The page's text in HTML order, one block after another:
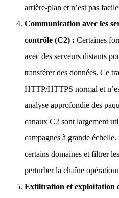
arrière-plan et n’est pas
Communication avec les
contrôle (C2) : Certaines
avec des serveurs distants
transférer des données. Ce
HTTP/HTTPS normal et
analyse approfondie des
canaux C2 sont largement
campagnes à grande
certains domaines et filtrer
perturber la chaîne
Exfiltration et exploitation